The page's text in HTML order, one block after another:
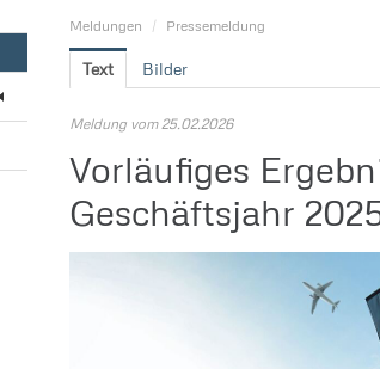
Meldungen / Pressemeldung
Text Bilder
Meldung vom 25.02.2026
Vorläufiges
Geschäftsjahr